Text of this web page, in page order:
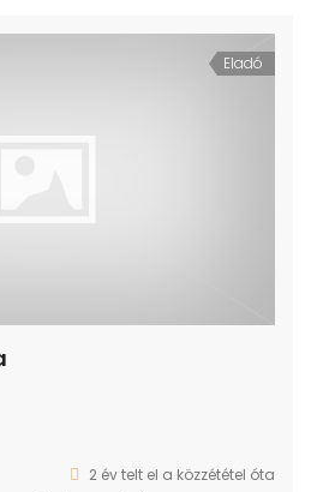
Eladó
2 év telt el a közzététel óta